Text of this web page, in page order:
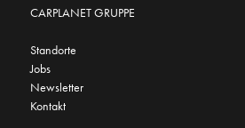
CARPLANET GRUPPE
Standorte
Jobs
Newsletter
Kontakt